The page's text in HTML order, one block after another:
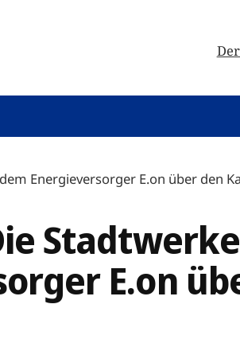
Energieversorger E.on über den
Stadtwerke
E.on